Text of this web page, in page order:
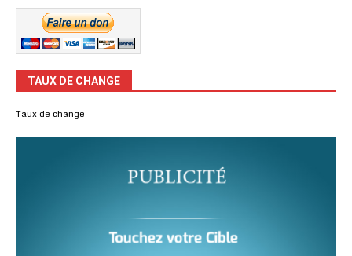
TAUX DE CHANGE
Taux de change